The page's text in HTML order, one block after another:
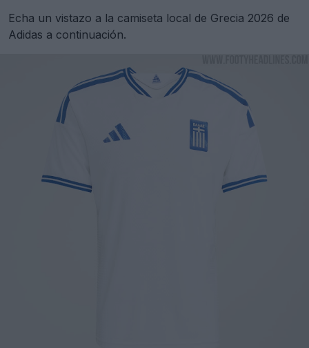
Echa un vistazo a la camiseta local de Grecia 2026 de
Adidas a continuación.